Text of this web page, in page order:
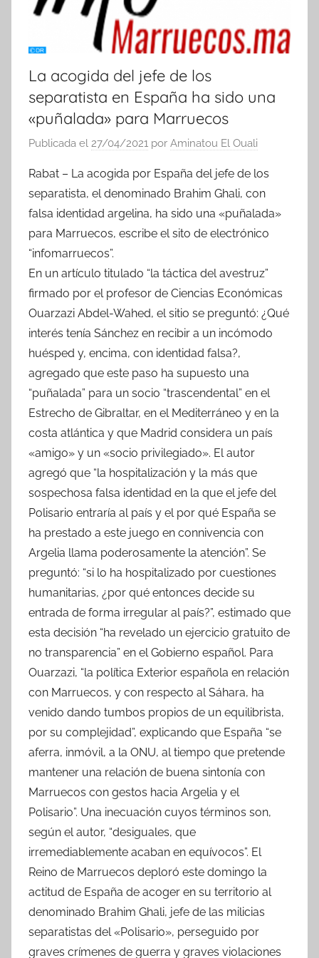
La acogida del jefe de los
separatista en España ha sido una
«puñalada» para Marruecos
Publicada el 27/04/2021 por Aminatou El Ouali
Rabat – La acogida por España del jefe de los
separatista, el denominado Brahim Ghali, con
falsa identidad argelina, ha sido una «puñalada»
para Marruecos, escribe el sito de electrónico
“infomarruecos”.
En un artículo titulado “la táctica del avestruz”
firmado por el profesor de Ciencias Económicas
Ouarzazi Abdel-Wahed, el sitio se preguntó: ¿Qué
interés tenía Sánchez en recibir a un incómodo
huésped y, encima, con identidad falsa?,
agregado que este paso ha supuesto una
“puñalada” para un socio “trascendental” en el
Estrecho de Gibraltar, en el Mediterráneo y en la
costa atlántica y que Madrid considera un país
«amigo» y un «socio privilegiado». El autor
agregó que “la hospitalización y la más que
sospechosa falsa identidad en la que el jefe del
Polisario entraría al país y el por qué España se
ha prestado a este juego en connivencia con
Argelia llama poderosamente la atención”. Se
preguntó: “si lo ha hospitalizado por cuestiones
humanitarias, ¿por qué entonces decide su
entrada de forma irregular al país?”, estimado que
esta decisión “ha revelado un ejercicio gratuito de
no transparencia” en el Gobierno español. Para
Ouarzazi, “la política Exterior española en relación
con Marruecos, y con respecto al Sáhara, ha
venido dando tumbos propios de un equilibrista,
por su complejidad”, explicando que España “se
aferra, inmóvil, a la ONU, al tiempo que pretende
mantener una relación de buena sintonía con
Marruecos con gestos hacia Argelia y el
Polisario”. Una inecuación cuyos términos son,
según el autor, “desiguales, que
irremediablemente acaban en equívocos”. El
Reino de Marruecos deploró este domingo la
actitud de España de acoger en su territorio al
denominado Brahim Ghali, jefe de las milicias
separatistas del «Polisario», perseguido por
graves crímenes de guerra y graves violaciones